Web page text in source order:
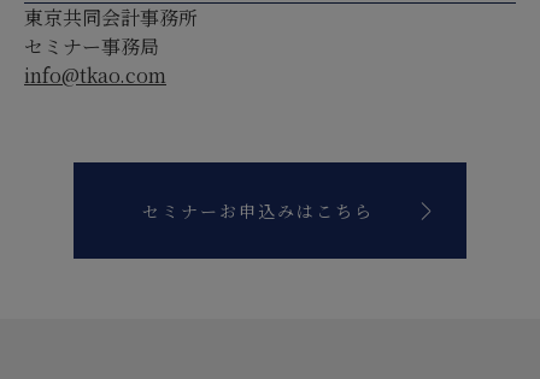
東京共同会計事務所
セミナー事務局
info@tkao.com
セミナーお申込みはこちら